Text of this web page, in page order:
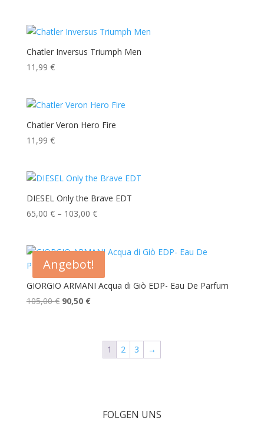
Chatler Inversus Triumph Men
11,99 €
Chatler Veron Hero Fire
11,99 €
DIESEL Only the Brave EDT
65,00 € – 103,00 €Preisspanne:
103,00 €
Angebot!
GIORGIO ARMANI Acqua di Giò EDP- Eau De Parfum
105,00€ Ursprünglicher
90,50 €Aktueller
90,50 €.
1 2 3 →
FOLGEN UNS